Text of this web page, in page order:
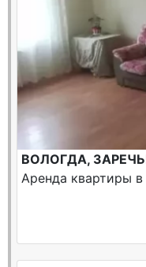
ВОЛОГДА,
Аренда квартиры в